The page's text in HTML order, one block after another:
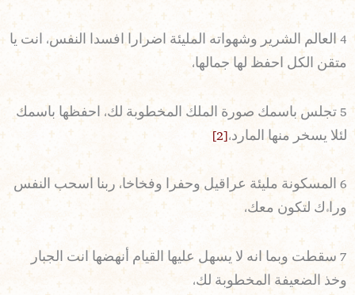
4 العالم الشرير وشهواته المليئة اضرارا افسدا النفس، انت يا
متقن الكل احفظ لها جمالها،
5 تجلس باسمك صورة الملك المخطوبة لك، احفظها باسمك
لئلا يسخر منها المارد،[2]
6 المسكونة مليئة عراقيل وحفرا وفخاخا، ربنا اسحب النفس
وراءك لتكون معك،
7 سقطت وبما انه لا يسهل عليها القيام أنهضها انت الجبار
وخذ الضعيفة المخطوبة لك،